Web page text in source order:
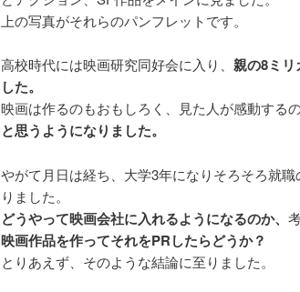
上の写真がそれらのパンフレットです。
高校時代には映画研究同好会に入り、 親の8ミリ
した。
映画は作るのもおもしろく、見た人が感動するの
と思うようになりました。
やがて月日は経ち、大学3年になりそろそろ就
りました。
どうやって映画会社に入れるようになるのか、
映画作品を作ってそれをPRしたらどうか？
とりあえず、そのような結論に至りました。